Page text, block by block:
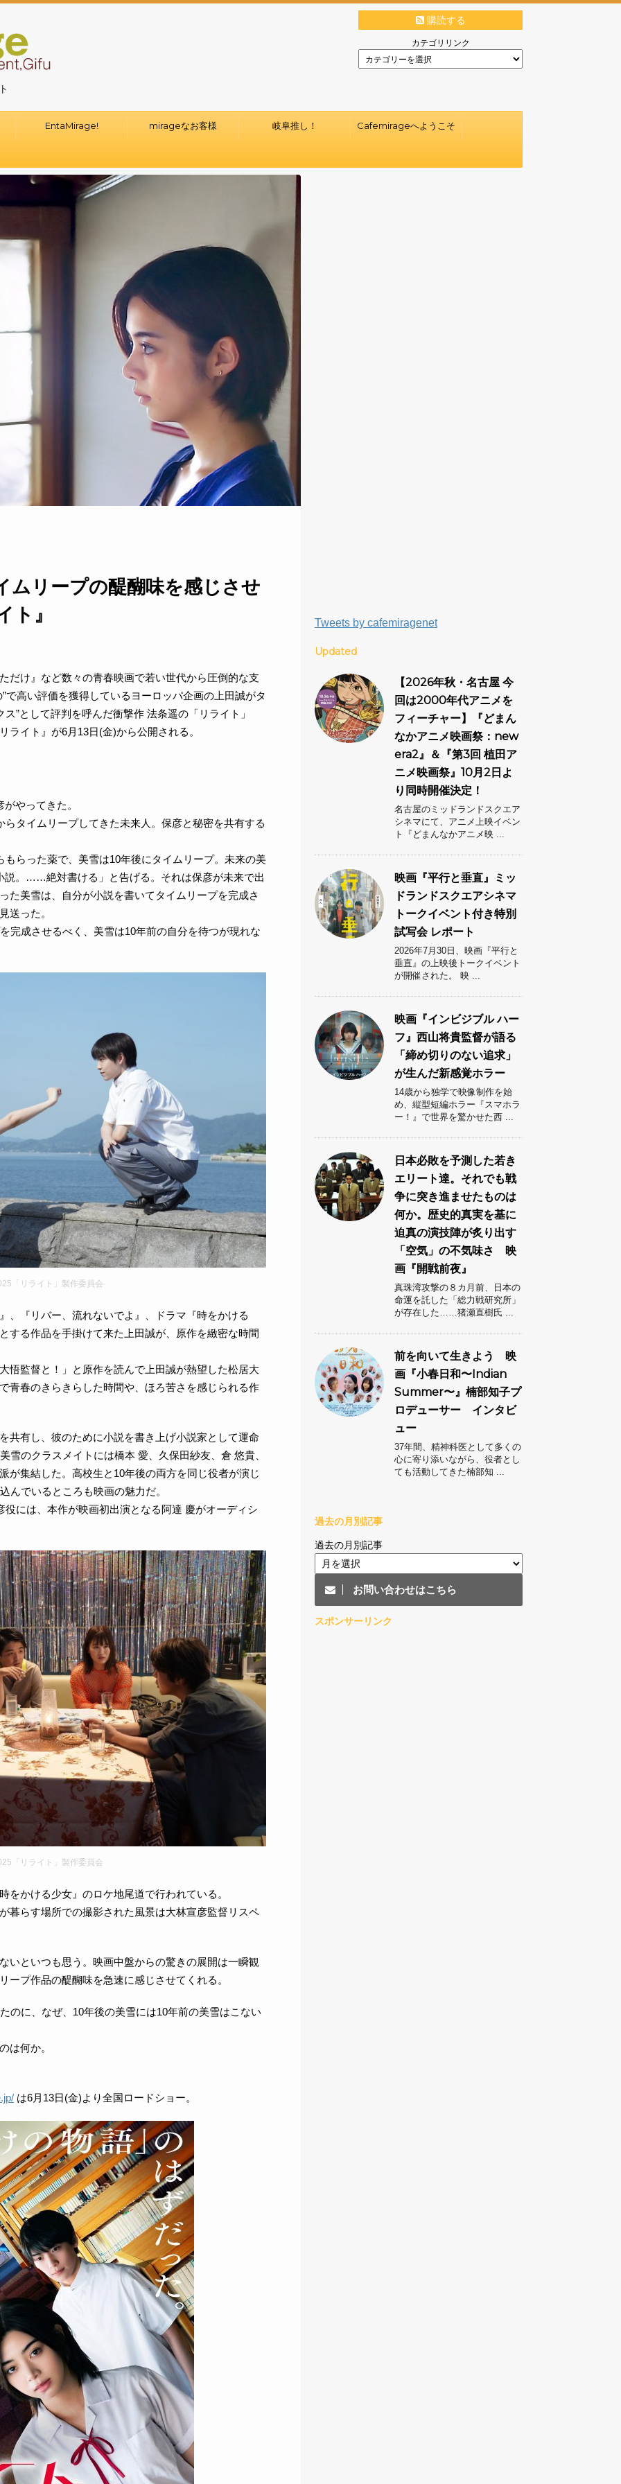
購読する
カテゴリリンク
EntaMirage! mirageなお客様 岐阜推し！ Cafemirageへようこそ
ムリープの醍醐味を感じさせ
ト』
だけ』など数々の青春映画で若い世代から圧倒的な支
で高い評価を獲得しているヨーロッパ企画の上田誠がタ
”として評判を呼んだ衝撃作 法条遥の「リライト」
ライト』が6月13日(金)から公開される。
やってきた。
タイムリープしてきた未来人。保彦と秘密を共有する
らった薬で、美雪は10年後にタイムリープ。未来の美
説。……絶対書ける」と告げる。それは保彦が未来で出
た美雪は、自分が小説を書いてタイムリープを完成さ
送った。
完成させるべく、美雪は10年前の自分を待つが現れな
「リライト」製作委員会
、『リバー、流れないでよ』、ドラマ『時をかける
する作品を手掛けて来た上田誠が、原作を緻密な時間
悟監督と！」と原作を読んで上田誠が熱望した松居大
青春のきらきらした時間や、ほろ苦さを感じられる作
共有し、彼のために小説を書き上げ小説家として運命
雪のクラスメイトには橋本 愛、久保田紗友、倉 悠貴、
が集結した。高校生と10年後の両方を同じ役者が演じ
んでいるところも映画の魅力だ。
には、本作が映画初出演となる阿達 慶がオーディシ
「リライト」製作委員会
をかける少女』のロケ地尾道で行われている。
暮らす場所での撮影された風景は大林宣彦監督リスペ
いといつも思う。映画中盤からの驚きの展開は一瞬観
ープ作品の醍醐味を急速に感じさせてくれる。
のに、なぜ、10年後の美雪には10年前の美雪はこない
は何か。
は6月13日(金)より全国ロードショー。
Tweets by cafemiragenet
Updated
【2026年秋・名古屋 今
回は2000年代アニメを
フィーチャー】『どまん
なかアニメ映画祭：new
era2』＆『第3回 植田ア
ニメ映画祭』10月2日よ
り同時開催決定！
名古屋のミッドランドスクエア
シネマにて、アニメ上映イベン
ト『どまんなかアニメ映 ...
映画『平行と垂直』ミッ
ドランドスクエアシネマ
トークイベント付き特別
試写会 レポート
2026年7月30日、映画『平行と
垂直』の上映後トークイベント
が開催された。 映 ...
映画『インビジブル ハー
フ』西山将貴監督が語る
「締め切りのない追求」
が生んだ新感覚ホラー
14歳から独学で映像制作を始
め、縦型短編ホラー『スマホラ
ー！』で世界を驚かせた西 ...
日本必敗を予測した若き
エリート達。それでも戦
争に突き進ませたものは
何か。歴史的真実を基に
迫真の演技陣が炙り出す
「空気」の不気味さ 映
画『開戦前夜』
真珠湾攻撃の８カ月前、日本の
命運を託した「総力戦研究所」
が存在した……猪瀬直樹氏 ...
前を向いて生きよう 映
画『小春日和〜Indian
Summer〜』楠部知子プ
ロデューサー インタビ
ュー
37年間、精神科医として多くの
心に寄り添いながら、役者とし
ても活動してきた楠部知 ...
過去の月別記事
過去の月別記事
お問い合わせはこちら
スポンサーリンク